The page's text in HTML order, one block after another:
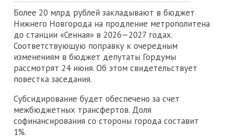
Более 20 млрд рублей закладывают в бюджет
Нижнего Новгорода на продление метрополитена
до станции «Сенная» в 2026—2027 годах.
Соответствующую поправку к очередным
изменениям в бюджет депутаты Гордумы
рассмотрят 24 июня. Об этом свидетельствует
повестка заседания.
Субсидирование будет обеспечено за счет
межбюджетных трансфертов. Доля
софинансирования со стороны города составит
1%.